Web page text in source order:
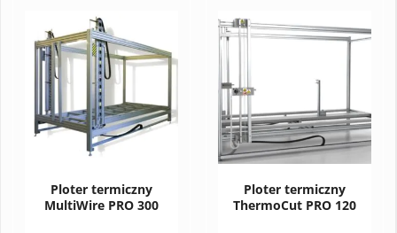
Ploter termiczny
MultiWire PRO 300
Ploter termiczny
ThermoCut PRO 120